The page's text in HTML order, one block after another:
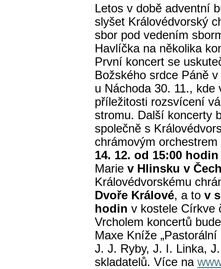
Letos v době adventní
slyšet Královédvorský
sbor pod vedením
Havlíčka na několika
První koncert se
Božského srdce Páně
u Náchoda 30. 11., kde
příležitosti rozsvícení
stromu. Další koncerty
společně s
chrámovým
14. 12. od 15:00 hodin
Marie v Hlinsku v
Královédvorskému
Dvoře Králové, a to v
hodin v kostele Církve
Vrcholem koncertů
Maxe Kníže
J. J. Ryby, J. I. Linka,
skladatelů. Více na